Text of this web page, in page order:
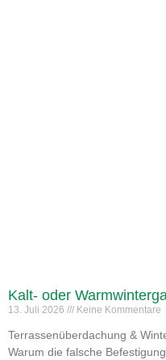
Kalt- oder
13. Juli 2026 Keine Kommentare
Terrassenüberdachung &
Warum die falsche